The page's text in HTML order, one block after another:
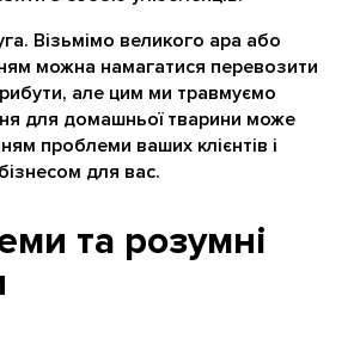
Візьмімо великого ара або
можна намагатися перевозити
але цим ми травмуємо
для домашньої тварини може
проблеми ваших клієнтів і
для вас.
та розумні